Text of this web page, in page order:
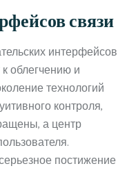
связи
интерфейсов
облегчению и
технологий
контроля,
а центр
постижение